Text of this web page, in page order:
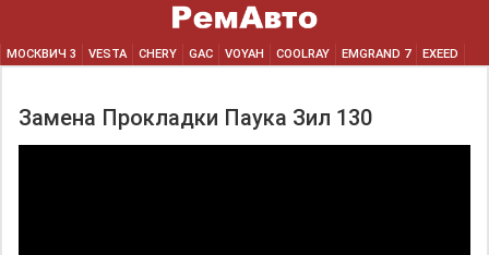
МОСКВИЧ 3 VESTA CHERY GAC VOYAH COOLRAY EMGRAND 7 EXEED
Замена Прокладки Паука Зил 130